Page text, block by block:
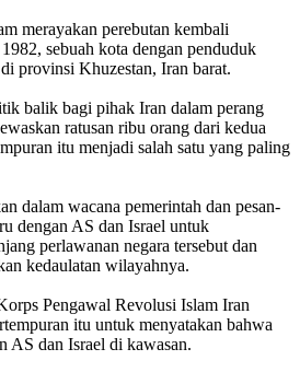
merayakan perebutan kembali
sebuah kota dengan penduduk
provinsi Khuzestan, Iran barat.
balik bagi pihak Iran dalam perang
ratusan ribu orang dari kedua
itu menjadi salah satu yang paling
dalam wacana pemerintah dan pesan-
dengan AS dan Israel untuk
perlawanan negara tersebut dan
kedaulatan wilayahnya.
Pengawal Revolusi Islam Iran
itu untuk menyatakan bahwa
AS dan Israel di kawasan.